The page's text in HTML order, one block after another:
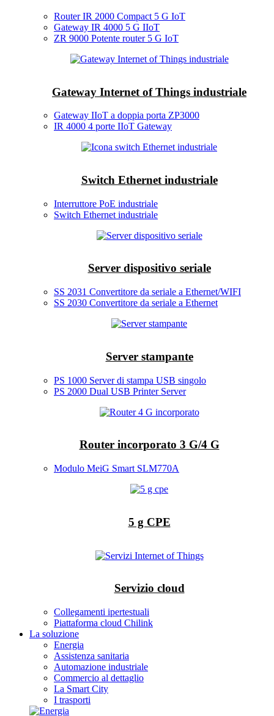
Router IR 2000 Compact 5 G IoT
Gateway IR 4000 5 G IIoT
ZR 9000 Potente router 5 G IoT
Gateway Internet of Things industriale
Gateway IIoT a doppia porta ZP3000
IR 4000 4 porte IIoT Gateway
Switch Ethernet industriale
Interruttore PoE industriale
Switch Ethernet industriale
Server dispositivo seriale
SS 2031 Convertitore da seriale a Ethernet/WIFI
SS 2030 Convertitore da seriale a Ethernet
Server stampante
PS 1000 Server di stampa USB singolo
PS 2000 Dual USB Printer Server
Router incorporato 3 G/4 G
Modulo MeiG Smart SLM770A
5 g CPE
Servizio cloud
Collegamenti ipertestuali
Piattaforma cloud Chilink
La soluzione
Energia
Assistenza sanitaria
Automazione industriale
Commercio al dettaglio
La Smart City
I trasporti